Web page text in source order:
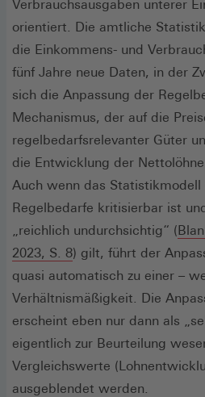
Verbrauchsausgaben unterer
orientiert. Die amtliche
die Einkommens- und
fünf Jahre neue Daten, in der
sich die Anpassung der
Mechanismus, der auf die
regelbedarfsrelevanter Güter
die Entwicklung der
Auch wenn das
Regelbedarfe kritisierbar ist
„reichlich undurchsichtig“ (
2023, S. 8(Öffnet
in
einem
neuen
Fenster)
) gilt, führt der
quasi automatisch zu einer –
Verhältnismäßigkeit. Die
erscheint eben nur dann als
eigentlich zur Beurteilung
Vergleichswerte
ausgeblendet werden.